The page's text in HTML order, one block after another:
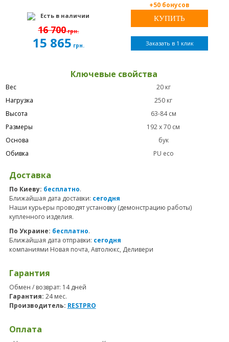
Есть в наличии
16 700грн.
15 865 грн.
+50 бонусов
Заказать в 1 клик
Ключевые свойства
Вес
20 кг
Нагрузка
250 кг
Высота
63-84 см
Размеры
192 х 70 см
Основа
бук
Обивка
PU eco
Доставка
По Киеву: бесплатно.
Ближайшая дата доставки: сегодня
Наши курьеры проводят установку (демонстрацию работы)
купленного изделия.
По Украине: бесплатно.
Ближайшая дата отправки: сегодня
компаниями Новая почта, Автолюкс, Деливери
Гарантия
Обмен / возврат: 14 дней
Гарантия: 24 мес.
Производитель: RESTPRO
Оплата